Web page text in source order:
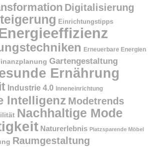
Digitalisierung
Einrichtungstipps
Erneuerbare Energien
Gartengestaltung
Ernährung
Industrie 4.0 Inneneinrichtung
Intelligenz Modetrends
Nachhaltige Mode
Naturerlebnis Platzsparende Möbel
Raumgestaltung